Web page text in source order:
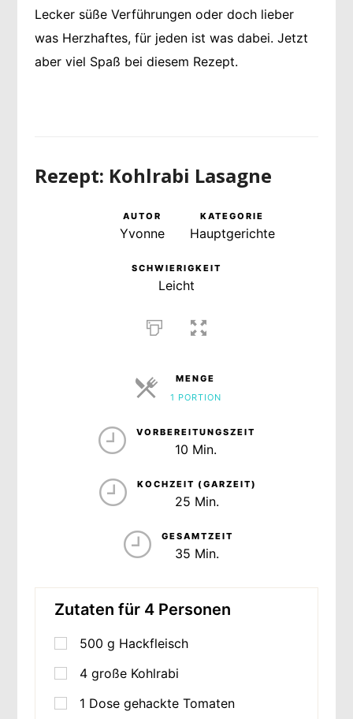
Lecker süße Verführungen oder doch lieber
was Herzhaftes, für jeden ist was dabei. Jetzt
aber viel Spaß bei diesem Rezept.
Rezept: Kohlrabi Lasagne
AUTOR
Yvonne
KATEGORIE
Hauptgerichte
SCHWIERIGKEIT
Leicht
MENGE
1 PORTION
VORBEREITUNGSZEIT
10 Min.
KOCHZEIT (GARZEIT)
25 Min.
GESAMTZEIT
35 Min.
Zutaten für 4 Personen
500 g Hackfleisch
4 große Kohlrabi
1 Dose gehackte Tomaten